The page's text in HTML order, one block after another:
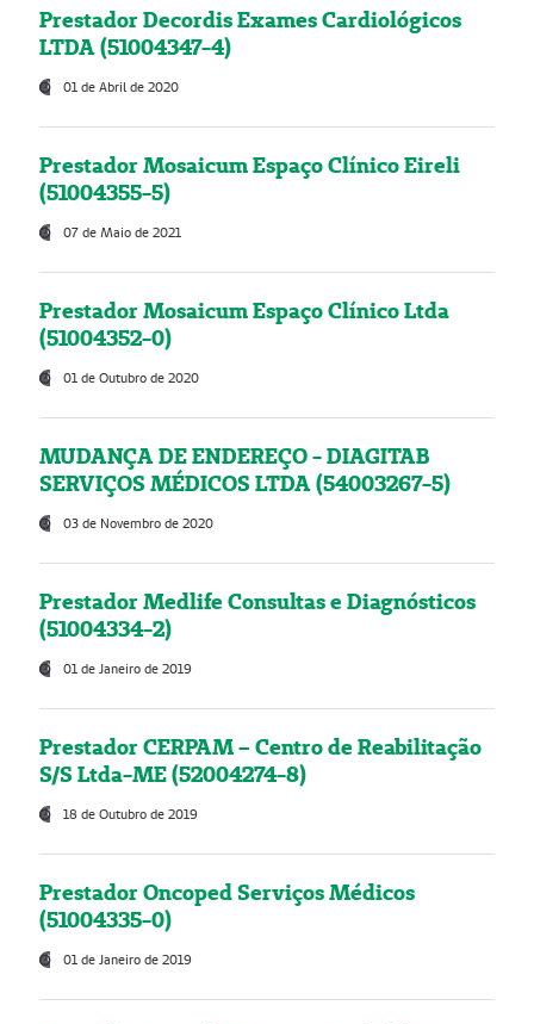
Prestador Decordis Exames Cardiológicos
LTDA (51004347-4)
01 de Abril de 2020
Prestador Mosaicum Espaço Clínico Eireli
(51004355-5)
07 de Maio de 2021
Prestador Mosaicum Espaço Clínico Ltda
(51004352-0)
01 de Outubro de 2020
MUDANÇA DE ENDEREÇO - DIAGITAB
SERVIÇOS MÉDICOS LTDA (54003267-5)
03 de Novembro de 2020
Prestador Medlife Consultas e Diagnósticos
(51004334-2)
01 de Janeiro de 2019
Prestador CERPAM – Centro de Reabilitação
S/S Ltda-ME (52004274-8)
18 de Outubro de 2019
Prestador Oncoped Serviços Médicos
(51004335-0)
01 de Janeiro de 2019